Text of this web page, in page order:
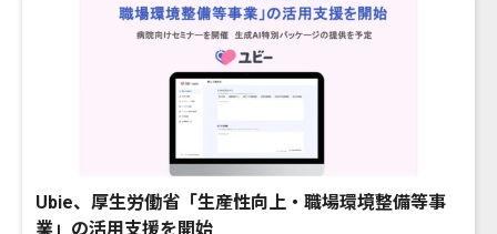
Ubie、厚生労働省「生産性向上・職場環境整備等事
業」の活用支援を開始